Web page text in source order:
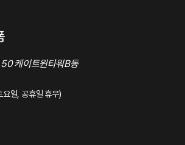
케이트윈타워B동
일, 공휴일 휴무)